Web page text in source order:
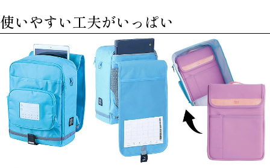
使いやすい工夫がいっぱい